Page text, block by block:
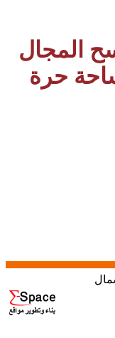
المجال
حرة